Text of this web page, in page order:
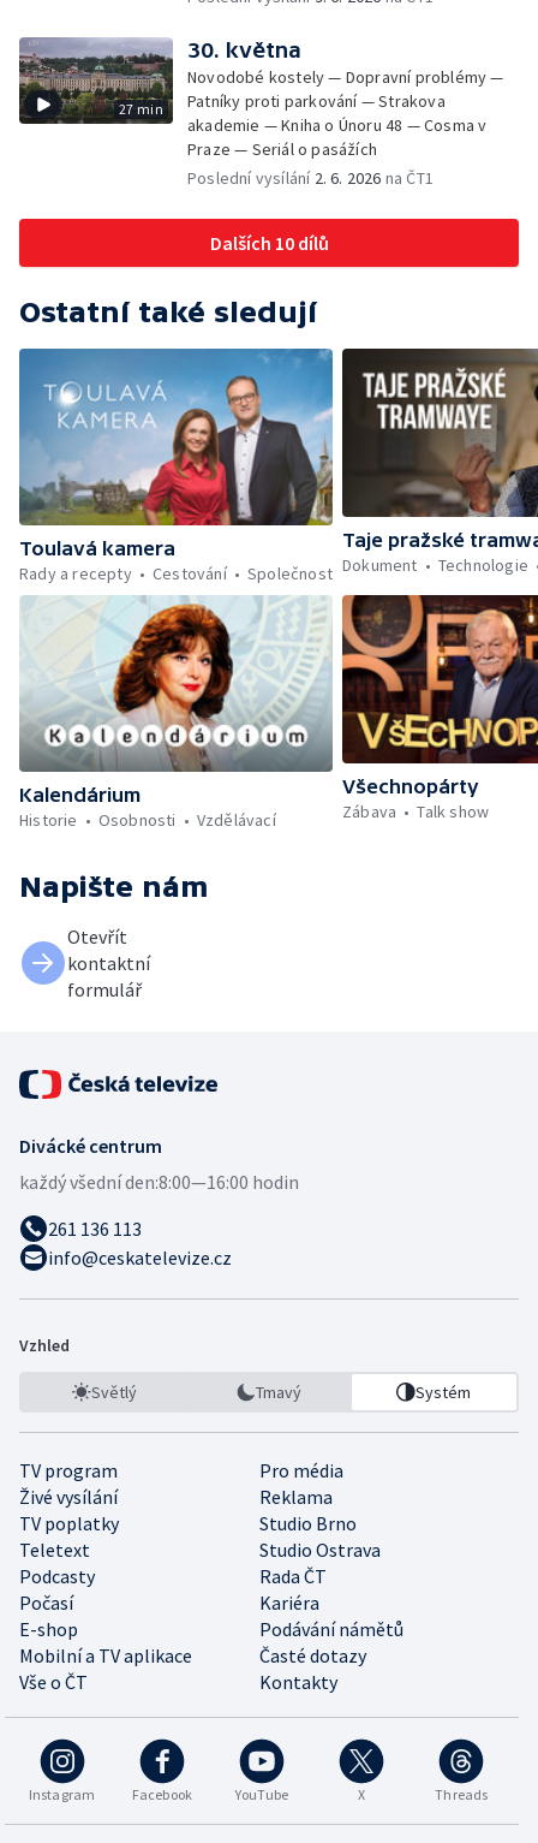
27 min
30. května
Novodobé kostely — Dopravní problémy —
Patníky proti parkování — Strakova
akademie — Kniha o Únoru 48 — Cosma v
Praze — Seriál o pasážích
Poslední vysílání 2. 6. 2026 na ČT1
Dalších 10 dílů
Ostatní také sledují
Toulavá kamera
Rady a recepty
Cestování Společnost
Taje pražské
Dokument
Technologie
Kalendárium
Historie
Osobnosti Vzdělávací
Všechnopárty
Zábava
Talk show
Napište nám
Otevřít
kontaktní
formulář
Divácké centrum
každý všední den:8:00—16:00 hodin
261 136 113
info@ceskatelevize.cz
Vzhled
Světlý Tmavý Systém
TV program
Pro média
Živé vysílání
Reklama
TV poplatky
Studio Brno
Teletext
Studio Ostrava
Podcasty
Rada ČT
Počasí
Kariéra
E-shop
Podávání námětů
Mobilní a TV aplikace
Časté dotazy
Vše o ČT
Kontakty
Instagram Facebook YouTube X Threads